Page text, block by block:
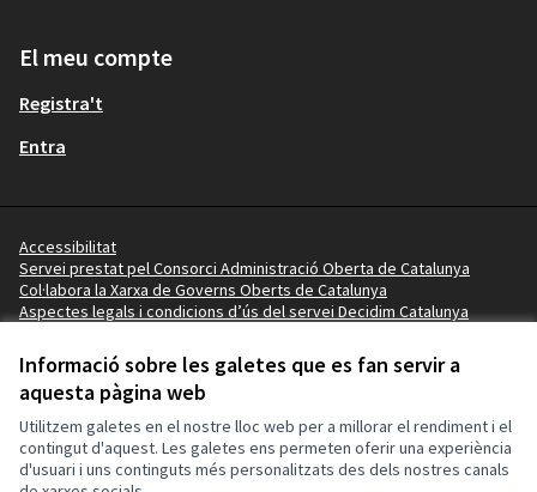
Informació sobre les galetes que es fan servir a
aquesta pàgina web
Utilitzem galetes en el nostre lloc web per a millorar el rendiment i el
contingut d'aquest. Les galetes ens permeten oferir una experiència
d'usuari i uns continguts més personalitzats des dels nostres canals
El meu compte
Registra't
Entra
Accessibilitat
Servei prestat pel Consorci Administració Oberta de Catalunya
Col·labora la Xarxa de Governs Oberts de Catalunya
Aspectes legals i condicions d’ús del servei Decidim Catalunya
Termes i condicions
Configuració de les galetes
Ajuntament de la Pobla de Mafumet a X
(Enllaç extern)
Ajuntament de la Pobla de Mafumet a Facebook
(Enllaç extern)
Ajuntament de la Pobla de Mafumet a Instagram
(Enllaç extern)
Ajuntament de la Pobla de Mafumet a YouTube
(Enllaç extern)
Ajuntament de la Pobla de Mafumet a GitHub
(Enllaç extern)